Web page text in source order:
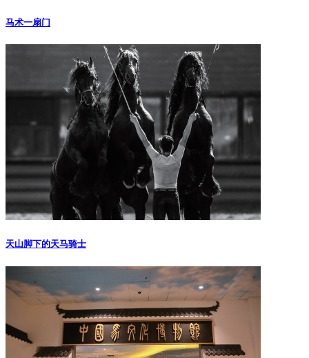
马术一扇门
天山脚下的天马骑士